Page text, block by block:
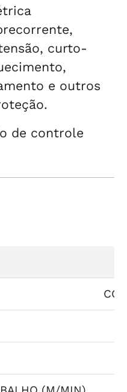
curto-
e outros
de controle